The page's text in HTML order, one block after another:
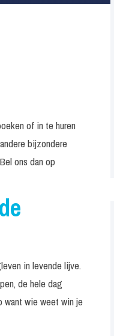
of in te huren
bijzondere
ons dan op
in levende lijve.
de hele dag
want wie weet win je